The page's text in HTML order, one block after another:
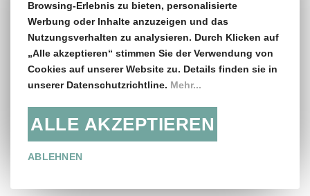
Browsing-Erlebnis zu bieten, personalisierte
Werbung oder Inhalte anzuzeigen und das
Nutzungsverhalten zu analysieren. Durch Klicken auf
„Alle akzeptieren“ stimmen Sie der Verwendung von
Cookies auf unserer Website zu. Details finden sie in
unserer Datenschutzrichtline. Mehr...
ALLE AKZEPTIEREN
ABLEHNEN
ab €150,- Bestellwert
14 Tage Rückgaberecht